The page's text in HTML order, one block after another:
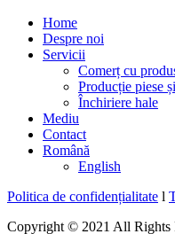
Home
Despre noi
Servicii
Comerț cu
Producție piese
Închiriere hale
Mediu
Contact
Română
English
Politica de confidențialitate l
Copyright © 2021 All Rights